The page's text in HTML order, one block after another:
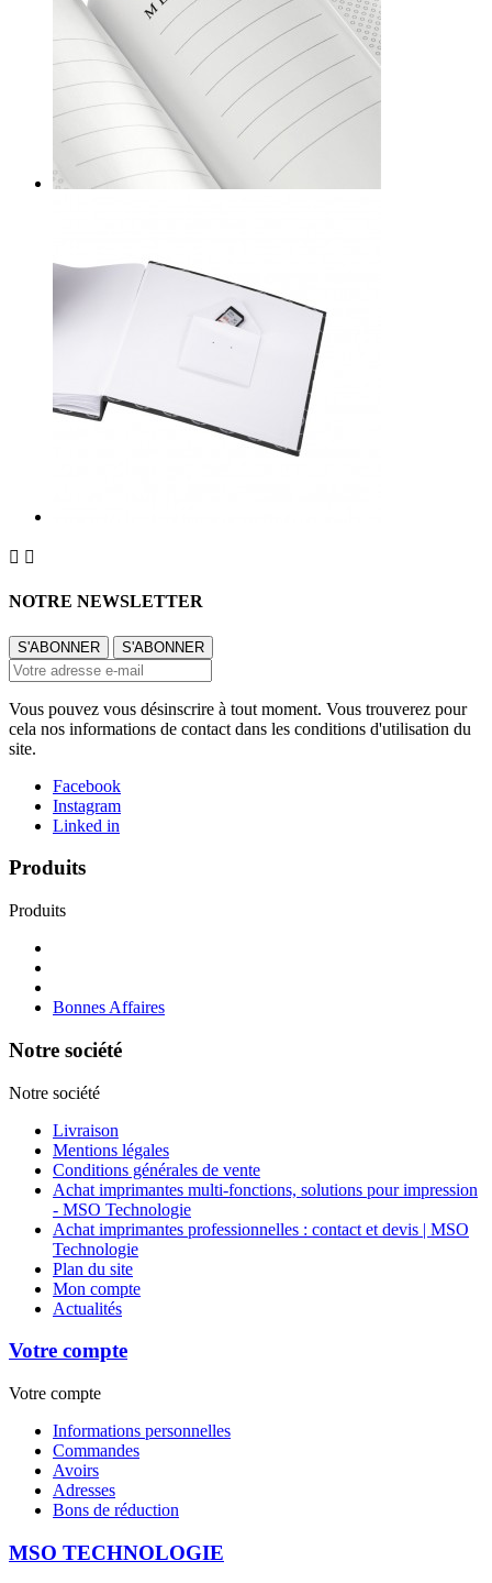
 
NOTRE NEWSLETTER
Vous pouvez vous désinscrire à tout moment. Vous trouverez pour
cela nos informations de contact dans les conditions d'utilisation du
site.
Facebook
Instagram
Linked in
Produits
Produits
Bonnes Affaires
Notre société
Notre société
Livraison
Mentions légales
Conditions générales de vente
Achat imprimantes multi-fonctions, solutions pour impression
- MSO Technologie
Achat imprimantes professionnelles : contact et devis | MSO
Technologie
Plan du site
Mon compte
Actualités
Votre compte
Votre compte
Informations personnelles
Commandes
Avoirs
Adresses
Bons de réduction
MSO TECHNOLOGIE